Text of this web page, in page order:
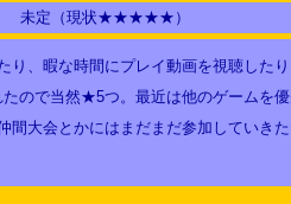
未定（現状★★★★★）
、暇な時間にプレイ動画を視聴した
ので当然★5つ。最近は他のゲームを
大会とかにはまだまだ参加していきた